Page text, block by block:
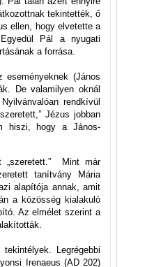
tekintették, ő
ellen, hogy elvetette a
Pál a nyugati
a forrása.
(János
De valamilyen oknál
rendkívül
Jézus jobban
hiszi, hogy a János-
Mint már
tanítvány Mária
alapítója annak, amit
a közösség kialakuló
Az elmélet szerint a
Legrégebbi
Irenaeus (AD 202)